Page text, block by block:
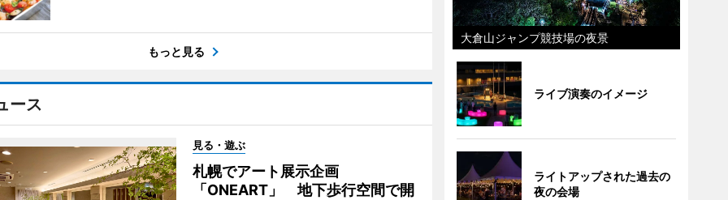
もっと見る
ース
見る・遊ぶ
札幌でアート展示企画
「ONEART」 地下歩行空間で開
大倉山ジャンプ競技場の夜景
ライブ演奏のイメージ
ライトアップされた過去の
夜の会場